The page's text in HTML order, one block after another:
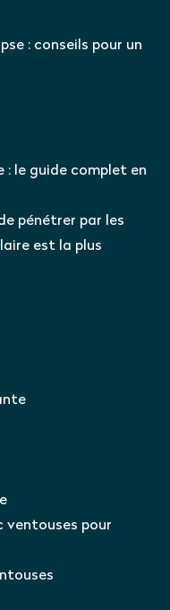
: conseils pour un
: le guide complet en
pénétrer par les
est la plus
ventouses pour